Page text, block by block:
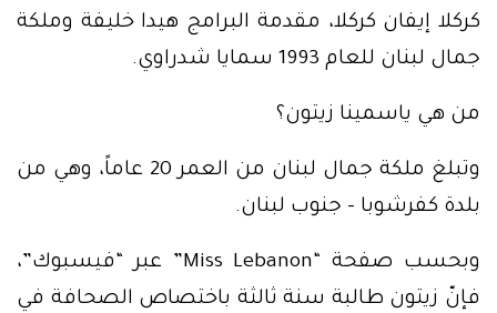
كركلا إيفان كركلا، مقدمة البرامج هيدا خليفة وملكة
جمال لبنان للعام 1993 سمايا شدراوي.
من هي ياسمينا زيتون؟
وتبلغ ملكة جمال لبنان من العمر 20 عاماً، وهي من
بلدة كفرشوبا – جنوب لبنان.
وبحسب صفحة “Miss Lebanon” عبر “فيسبوك”،
فإنّ زيتون طالبة سنة ثالثة باختصاص الصحافة في